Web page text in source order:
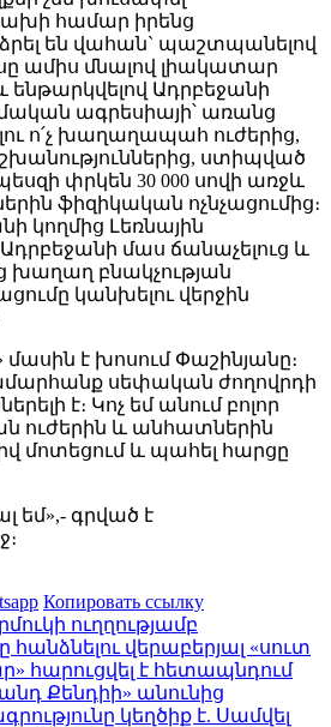
համար իրենց
են վահան` պաշտպանելով
ամիս մնալով լիակատար
Ադրբեջանի
ագրեսիայի՝ առանց
ո՛չ խաղաղապահ ուժերից,
ստիպված
փրկեն 30 000 սովի առջև
ֆիզիկական ոչնչացումից։
կողմից Լեռնային
մաս ճանաչելուց և
խաղաղ բնակչության
կանխելու վերջին
է խոսում Փաշինյանը։
սեփական ժողովրդի
է։ Կոչ եմ անում բոլոր
ուժերին և անհատներին
մոտեցում և պահել հարցը
եմ»,- գրված է
Копировать ссылку
ուղղությամբ
վերաբերյալ «սուտ
հարուցվել է հետապնդում
Քենդիի» անունից
կեղծիք է. Սամվել